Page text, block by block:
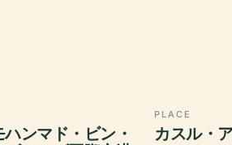
ンマド・ビン・
PLACE
カスル・